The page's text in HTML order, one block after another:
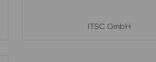
ITSC GmbH